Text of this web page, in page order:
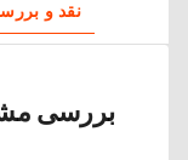
نقد و
بررسی